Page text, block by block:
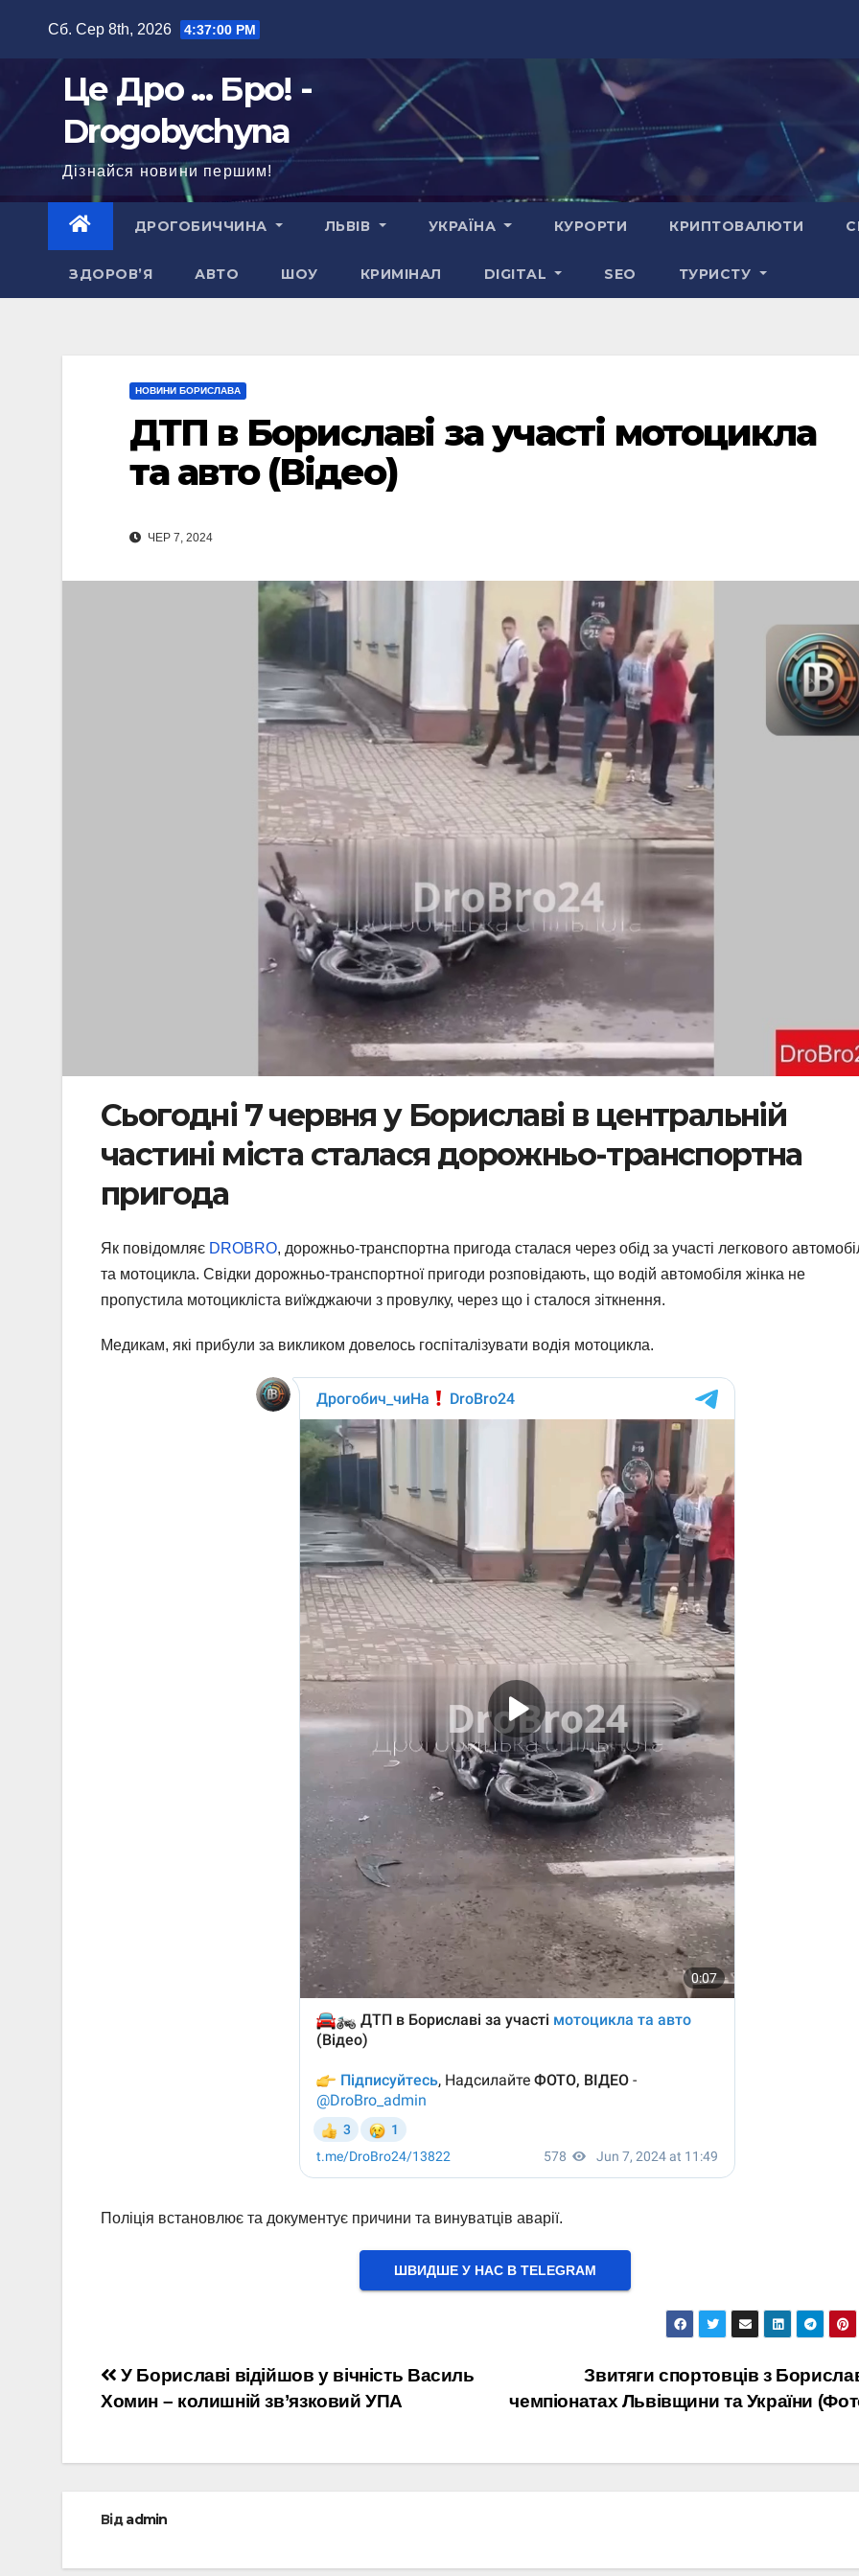
Сб. Сер 8th, 2026 4:37:02 PM
Це Дро ... Бро! -
Drogobychyna
Дізнайся новини першим!
ДРОГОБИЧЧИНА ЛЬВІВ УКРАЇНА КУРОРТИ КРИПТОВАЛЮТИ
ЗДОРОВ’Я АВТО ШОУ КРИМІНАЛ DIGITAL SEO ТУРИСТУ
НОВИНИ БОРИСЛАВА
ДТП в Бориславі за участі мотоцикла
та авто (Відео)
ЧЕР 7, 2024
Сьогодні 7 червня у Бориславі в центральній
частині міста сталася дорожньо-транспортна
пригода
Як повідомляє DROBRO, дорожньо-транспортна пригода сталася через обід за участі легкового
та мотоцикла. Свідки дорожньо-транспортної пригоди розповідають, що водій автомобіля жінка не
пропустила мотоцикліста виїжджаючи з провулку, через що і сталося зіткнення.
Медикам, які прибули за викликом довелось госпіталізувати водія мотоцикла.
Поліція встановлює та документує причини та винуватців аварії.
ШВИДШЕ У НАС В ТELEGRAM
Навігація
Звитяги спортовців з
чемпіонатах Львівщини та України
У Бориславі відійшов у вічність Василь
Хомин – колишній зв’язковий УПА
Відadmin